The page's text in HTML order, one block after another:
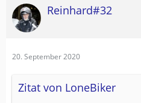
Reinhard#32
20. September 2020
Zitat von LoneBiker